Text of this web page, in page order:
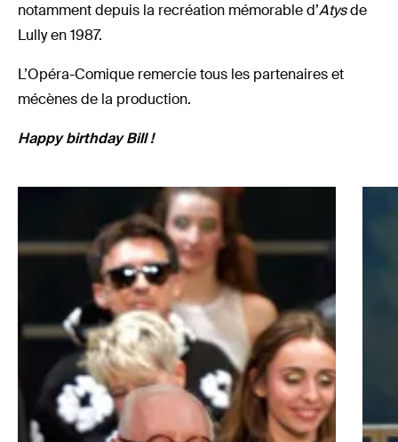
notamment depuis la recréation mémorable d’Atysde
Lully en 1987.
L’Opéra-Comique remercie tous les partenaires et
mécènes de la production.
Happy birthday Bill !